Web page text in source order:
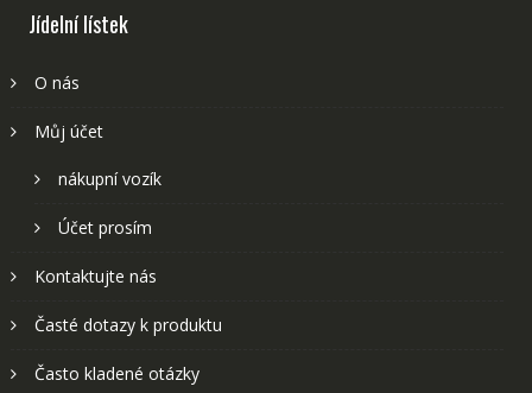
Jídelní lístek
O nás
Můj účet
nákupní vozík
Účet prosím
Kontaktujte nás
Časté dotazy k produktu
Často kladené otázky